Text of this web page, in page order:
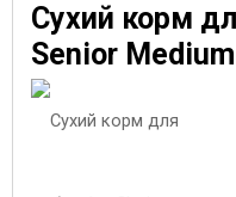
Сухий корм
Senior